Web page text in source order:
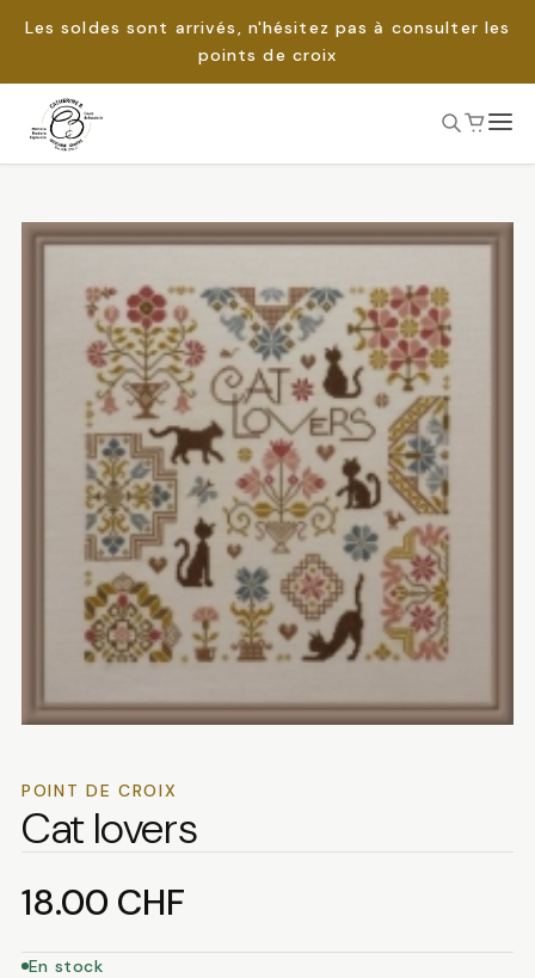
Les soldes sont arrivés, n'hésitez pas à consulter les
points de croix
Passer
POINT DE CROIX
Cat lovers
18.00 CHF
En stock